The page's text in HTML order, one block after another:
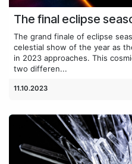
The final eclipse
The grand finale of eclipse
celestial show of the year as
in 2023 approaches. This
two differen...
11.10.2023